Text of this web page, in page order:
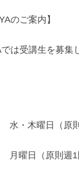
のご案内】
は受講生を募
水・木曜日（原
月曜日（原則週1